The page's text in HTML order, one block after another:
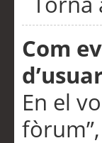
Com
En el